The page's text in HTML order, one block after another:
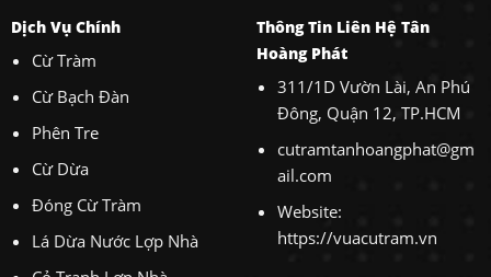
Dịch Vụ Chính
Cừ Tràm
Cừ Bạch Đàn
Phên Tre
Cừ Dừa
Đóng Cừ Tràm
Lá Dừa Nước Lợp Nhà
Thông Tin Liên Hệ Tân
Hoàng Phát
311/1D Vườn Lài, An Phú
Đông, Quận 12, TP.HCM
cutramtanhoangphat@gm
ail.com
Website:
https://vuacutram.vn